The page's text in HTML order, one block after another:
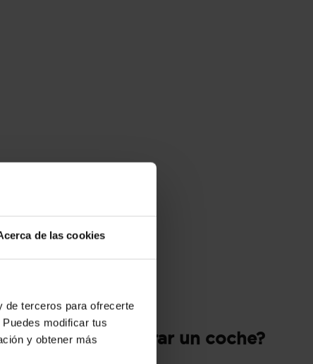
de las cookies
de terceros para ofrecerte
modificar tus
y obtener más
¿Quieres comprar un coche?